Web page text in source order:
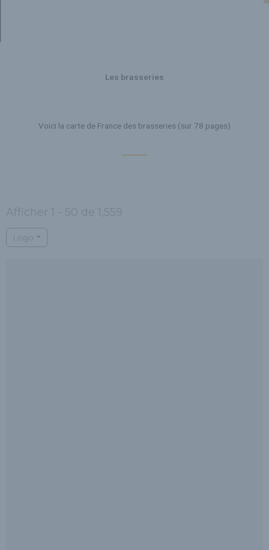
Les brasseries
Voici la carte de France des brasseries (sur 78 pages)
Afficher 1 - 50 de 1,559
Logo